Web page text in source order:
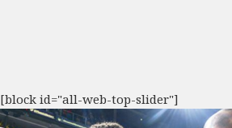
[block id="all-web-top-slider"]